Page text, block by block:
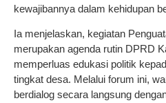
kewajibannya dalam kehidupan
Ia menjelaskan, kegiatan
merupakan agenda rutin DPRD
memperluas edukasi politik
tingkat desa. Melalui forum ini,
berdialog secara langsung